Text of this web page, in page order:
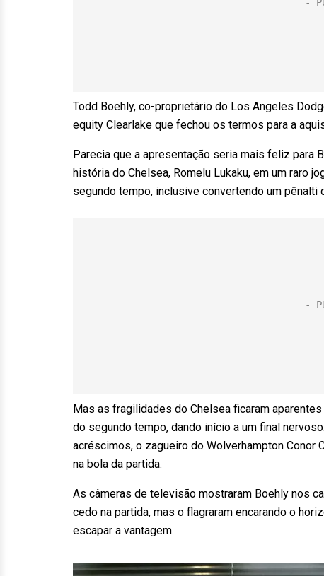
Todd Boehly, co-proprietário do Los Angeles
equity Clearlake que fechou os termos para a
Parecia que a apresentação seria mais feliz para
história do Chelsea, Romelu Lukaku, em um raro
segundo tempo, inclusive convertendo um pênalti
Mas as fragilidades do Chelsea ficaram
do segundo tempo, dando início a um final
acréscimos, o zagueiro do Wolverhampton Conor
na bola da partida.
As câmeras de televisão mostraram Boehly nos
cedo na partida, mas o flagraram encarando o
escapar a vantagem.